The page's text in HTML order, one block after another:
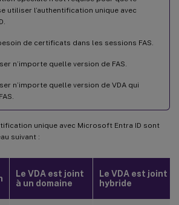
utiliser l’authentification unique avec
de certificats dans les sessions FAS.
n’importe quelle version de FAS.
n’importe quelle version de VDA qui
unique avec Microsoft Entra ID sont
suivant :
Le VDA est joint
à un domaine
Le VDA est joint
hybride